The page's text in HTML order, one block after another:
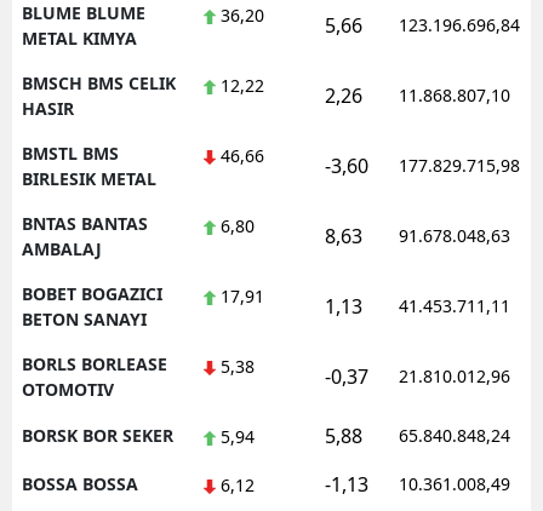
BLUME BLUME
METAL KIMYA
36,20 5,66 123.196.696,84
BMSCH BMS CELIK
HASIR
12,22 2,26 11.868.807,10
BMSTL BMS
BIRLESIK METAL
46,66 -3,60 177.829.715,98
BNTAS BANTAS
AMBALAJ
6,80 8,63 91.678.048,63
BOBET BOGAZICI
BETON SANAYI
17,91 1,13 41.453.711,11
BORLS BORLEASE
OTOMOTIV
5,38 -0,37 21.810.012,96
BORSK BOR SEKER 5,94 5,88 65.840.848,24
BOSSA BOSSA 6,12 -1,13 10.361.008,49